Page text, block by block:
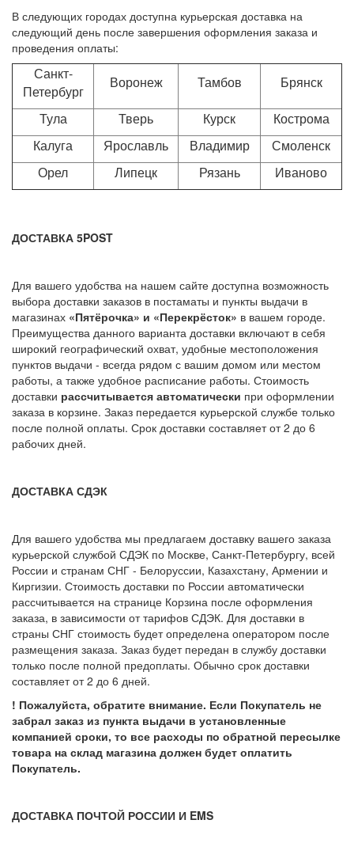
В следующих городах доступна курьерская доставка на
следующий день после завершения оформления заказа и
проведения оплаты:
Санкт-
Петербург
Воронеж Тамбов
Брянск
Тула
Тверь Курск
Кострома
Калуга
Ярославль Владимир
Смоленск
Орел
Липецк Рязань Иваново
ДОСТАВКА 5POST
Для вашего удобства на нашем сайте доступна возможность
выбора доставки заказов в постаматы и пункты выдачи в
магазинах «Пятёрочка» и «Перекрёсток» в вашем городе.
Преимущества данного варианта доставки включают в себя
широкий географический охват, удобные местоположения
пунктов выдачи - всегда рядом с вашим домом или местом
работы, а также удобное расписание работы. Стоимость
доставки рассчитывается автоматически при оформлении
заказа в корзине. Заказ передается курьерской службе только
после полной оплаты. Срок доставки составляет от 2 до 6
рабочих дней.
ДОСТАВКА СДЭК
Для вашего удобства мы предлагаем доставку вашего заказа
курьерской службой СДЭК по Москве, Санкт-Петербургу, всей
России и странам СНГ - Белоруссии, Казахстану, Армении и
Киргизии. Стоимость доставки по России автоматически
рассчитывается на странице Корзина после оформления
заказа, в зависимости от тарифов СДЭК. Для доставки в
страны СНГ стоимость будет определена оператором после
размещения заказа. Заказ будет передан в службу доставки
только после полной предоплаты. Обычно срок доставки
составляет от 2 до 6 дней.
! Пожалуйста, обратите внимание. Если Покупатель не
забрал заказ из пункта выдачи в установленные
компанией сроки, то все расходы по обратной пересылке
товара на склад магазина должен будет оплатить
Покупатель.
ДОСТАВКА ПОЧТОЙ РОССИИ И EMS